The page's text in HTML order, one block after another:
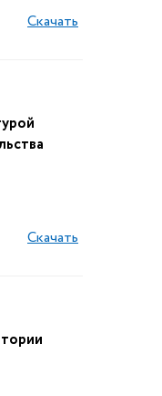
Скачать
Скачать